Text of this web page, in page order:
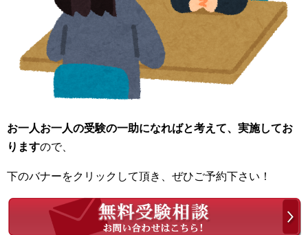
お一人お一人の受験の一助になればと考えて、実施してお
りますので、
下のバナーをクリックして頂き、ぜひご予約下さい！